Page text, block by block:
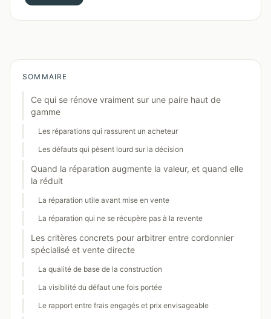
SOMMAIRE
Ce qui se rénove vraiment sur une paire haut de
gamme
Les réparations qui rassurent un acheteur
Les défauts qui pèsent lourd sur la décision
Quand la réparation augmente la valeur, et quand elle
la réduit
La réparation utile avant mise en vente
La réparation qui ne se récupère pas à la revente
Les critères concrets pour arbitrer entre cordonnier
spécialisé et vente directe
La qualité de base de la construction
La visibilité du défaut une fois portée
Le rapport entre frais engagés et prix envisageable